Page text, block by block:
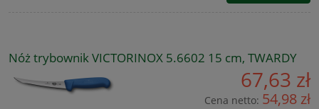
Nóż trybownik VICTORINOX 5.6602 15 cm, TWARDY
67,63 zł
Cena netto: 54,98 zł